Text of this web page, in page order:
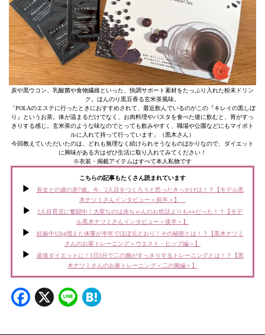
炭や黒ウコン、乳酸菌や食物繊維といった、快調サポート素材をたっぷり入れた粉末ドリン
ク。ほんのり黒豆香る玄米茶風味。
「POLAのエステに行ったときにおすすめされて、最近飲んでいるのがこの『キレイの黒しぼ
り』というお茶。体が温まるだけでなく、お肉料理やパスタを食べた後に飲むと、胃がすっ
きりする感じ。玄米茶のような味なのでとっても飲みやすく、職場や公園などにもマイボト
ルに入れて持って行っています」（黒木さん）
今回教えていただいたのは、どれも無理なく続けられそうなものばかりなので、ダイエット
に興味がある方はぜひ生活に取り入れてみてください！
※衣装・掲載アイテムはすべて本人私物です
こちらの記事もたくさん読まれています
長女との歳の差7歳。今、2人目をつくろうと思ったきっかけは！？【モデル黒
木ナツミさんインタビュー＜前半＞】
2人目育児に奮闘中！大変なのは赤ちゃんのお世話よりも○○だった！？【モデ
ル黒木ナツミさんインタビュー＜後半＞】
妊娠中12kg増えた体重が半年でほぼ元どおり！その秘密とは！？【黒木ナツミ
さんのお家トレーニング＜ウエスト・ヒップ編＞】
産後ダイエットに！1日5分で二の腕がすっきりするトレーニングとは！？【黒
木ナツミさんのお家トレーニング＜二の腕編＞】
Facebook
X Line